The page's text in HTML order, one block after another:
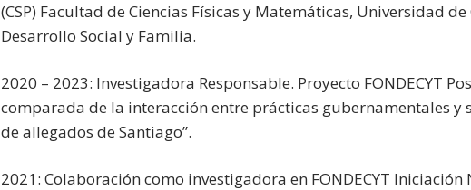
(CSP) Facultad de Ciencias Físicas y Matemáticas, Universidad
Desarrollo Social y Familia.
2020 – 2023: Investigadora Responsable. Proyecto FONDECYT
comparada de la interacción entre prácticas gubernamentales
de allegados de Santiago”.
2021: Colaboración como investigadora en FONDECYT